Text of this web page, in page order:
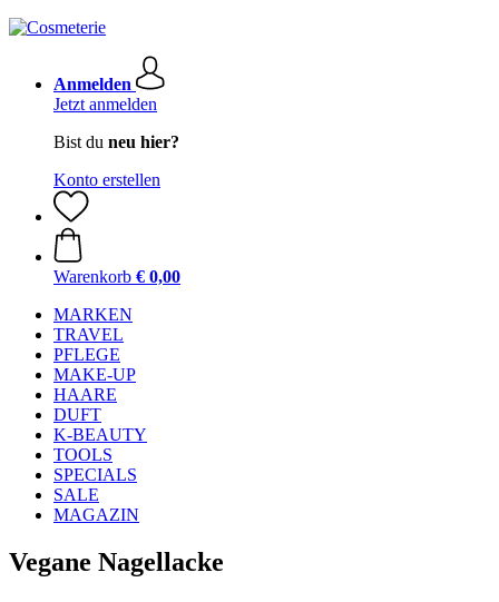
Anmelden
Jetzt anmelden
Bist du neu hier?
Konto erstellen
Warenkorb € 0,00
MARKEN
TRAVEL
PFLEGE
MAKE-UP
HAARE
DUFT
K-BEAUTY
TOOLS
SPECIALS
SALE
MAGAZIN
Vegane Nagellacke